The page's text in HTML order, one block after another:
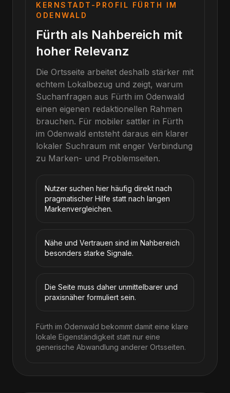
KERNSTADT-PROFIL FÜRTH IM
ODENWALD
Fürth als Nahbereich mit
hoher Relevanz
Die Ortsseite arbeitet deshalb stärker mit
echtem Lokalbezug und zeigt, warum
Suchanfragen aus Fürth im Odenwald
einen eigenen redaktionellen Rahmen
brauchen. Für mobiler sattler in Fürth
im Odenwald entsteht daraus ein klarer
lokaler Suchraum mit enger Verbindung
zu Marken- und Problemseiten.
Nutzer suchen hier häufig direkt nach
pragmatischer Hilfe statt nach langen
Markenvergleichen.
Nähe und Vertrauen sind im Nahbereich
besonders starke Signale.
Die Seite muss daher unmittelbarer und
praxisnäher formuliert sein.
Fürth im Odenwald bekommt damit eine klare
lokale Eigenständigkeit statt nur eine
generische Abwandlung anderer Ortsseiten.